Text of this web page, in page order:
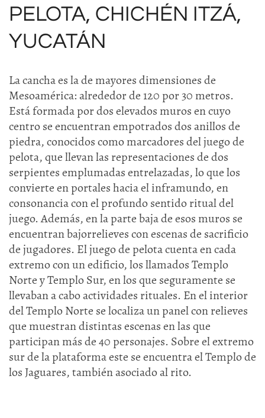
PELOTA, CHICHÉN ITZÁ,
YUCATÁN
La cancha es la de mayores dimensiones de
Mesoamérica: alrededor de 120 por 30 metros.
Está formada por dos elevados muros en cuyo
centro se encuentran empotrados dos anillos de
piedra, conocidos como marcadores del juego de
pelota, que llevan las representaciones de dos
serpientes emplumadas entrelazadas, lo que los
convierte en portales hacia el inframundo, en
consonancia con el profundo sentido ritual del
juego. Además, en la parte baja de esos muros se
encuentran bajorrelieves con escenas de sacrificio
de jugadores. El juego de pelota cuenta en cada
extremo con un edificio, los llamados Templo
Norte y Templo Sur, en los que seguramente se
llevaban a cabo actividades rituales. En el interior
del Templo Norte se localiza un panel con relieves
que muestran distintas escenas en las que
participan más de 40 personajes. Sobre el extremo
sur de la plataforma este se encuentra el Templo de
los Jaguares, también asociado al rito.